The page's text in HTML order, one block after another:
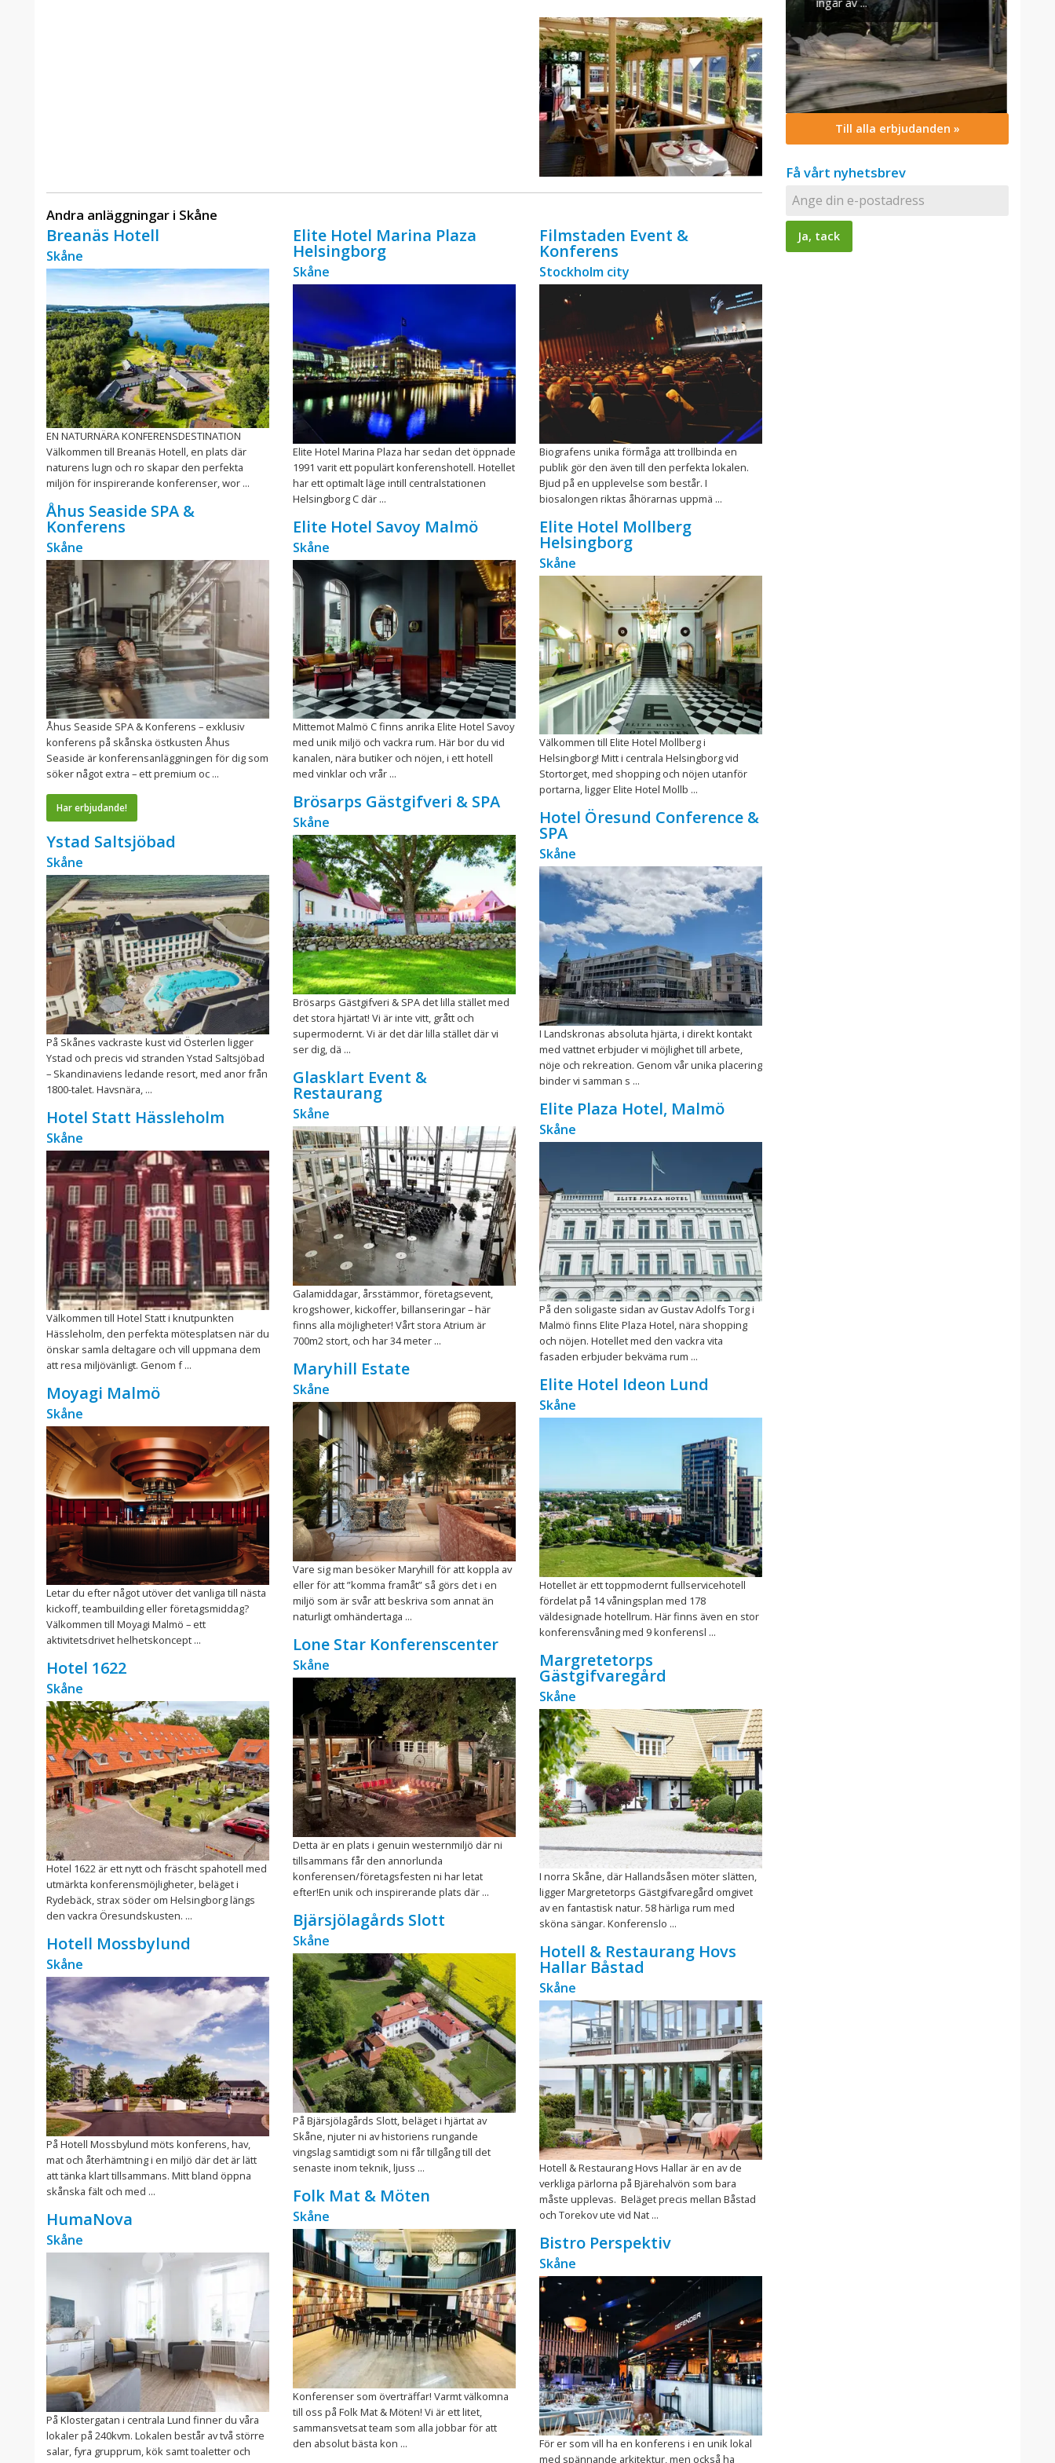
Andra anläggningar i Skåne
Breanäs Hotell
Skåne
EN NATURNÄRA KONFERENSDESTINATION
Välkommen till Breanäs Hotell, en plats där
naturens lugn och ro skapar den perfekta
miljön för inspirerande konferenser, wor ...
Åhus Seaside SPA &
Konferens
Skåne
Åhus Seaside SPA & Konferens – exklusiv
konferens på skånska östkusten Åhus
Seaside är konferensanläggningen för dig som
söker något extra – ett premium oc ...
Har erbjudande!
Ystad Saltsjöbad
Skåne
På Skånes vackraste kust vid Österlen ligger
Ystad och precis vid stranden Ystad Saltsjöbad
– Skandinaviens ledande resort, med anor från
1800-talet. Havsnära, ...
Hotel Statt Hässleholm
Skåne
Välkommen till Hotel Statt i knutpunkten
Hässleholm, den perfekta mötesplatsen när du
önskar samla deltagare och vill uppmana dem
att resa miljövänligt. Genom f ...
Moyagi Malmö
Skåne
Letar du efter något utöver det vanliga till nästa
kickoff, teambuilding eller företagsmiddag?
Välkommen till Moyagi Malmö – ett
aktivitetsdrivet helhetskoncept ...
Hotel 1622
Skåne
Hotel 1622 är ett nytt och fräscht spahotell med
utmärkta konferensmöjligheter, beläget i
Rydebäck, strax söder om Helsingborg längs
den vackra Öresundskusten. ...
Hotell Mossbylund
Skåne
På Hotell Mossbylund möts konferens, hav,
mat och återhämtning i en miljö där det är lätt
att tänka klart tillsammans. Mitt bland öppna
skånska fält och med ...
HumaNova
Skåne
På Klostergatan i centrala Lund finner du våra
lokaler på 240kvm. Lokalen består av två större
salar, fyra grupprum, kök samt toaletter och
Elite Hotel Marina Plaza
Helsingborg
Skåne
Elite Hotel Marina Plaza har sedan det öppnade
1991 varit ett populärt konferenshotell. Hotellet
har ett optimalt läge intill centralstationen
Helsingborg C där ...
Elite Hotel Savoy Malmö
Skåne
Mittemot Malmö C finns anrika Elite Hotel Savoy
med unik miljö och vackra rum. Här bor du vid
kanalen, nära butiker och nöjen, i ett hotell
med vinklar och vrår ...
Brösarps Gästgifveri & SPA
Skåne
Brösarps Gästgifveri & SPA det lilla stället med
det stora hjärtat! Vi är inte vitt, grått och
supermodernt. Vi är det där lilla stället där vi
ser dig, dä ...
Glasklart Event &
Restaurang
Skåne
Galamiddagar, årsstämmor, företagsevent,
krogshower, kickoffer, billanseringar – här
finns alla möjligheter! Vårt stora Atrium är
700m2 stort, och har 34 meter ...
Maryhill Estate
Skåne
Vare sig man besöker Maryhill för att koppla av
eller för att ”komma framåt” så görs det i en
miljö som är svår att beskriva som annat än
naturligt omhändertaga ...
Lone Star Konferenscenter
Skåne
Detta är en plats i genuin westernmiljö där ni
tillsammans får den annorlunda
konferensen/företagsfesten ni har letat
efter!En unik och inspirerande plats där ...
Bjärsjölagårds Slott
Skåne
På Bjärsjölagårds Slott, beläget i hjärtat av
Skåne, njuter ni av historiens rungande
vingslag samtidigt som ni får tillgång till det
senaste inom teknik, ljuss ...
Folk Mat & Möten
Skåne
Konferenser som överträffar! Varmt välkomna
till oss på Folk Mat & Möten! Vi är ett litet,
sammansvetsat team som alla jobbar för att
den absolut bästa kon ...
Filmstaden Event &
Konferens
Stockholm city
Biografens unika förmåga att trollbinda en
publik gör den även till den perfekta lokalen.
Bjud på en upplevelse som består. I
biosalongen riktas åhörarnas uppmä ...
Elite Hotel Mollberg
Helsingborg
Skåne
Välkommen till Elite Hotel Mollberg i
Helsingborg! Mitt i centrala Helsingborg vid
Stortorget, med shopping och nöjen utanför
portarna, ligger Elite Hotel Mollb ...
Hotel Öresund Conference &
SPA
Skåne
I Landskronas absoluta hjärta, i direkt kontakt
med vattnet erbjuder vi möjlighet till arbete,
nöje och rekreation. Genom vår unika placering
binder vi samman s ...
Elite Plaza Hotel, Malmö
Skåne
På den soligaste sidan av Gustav Adolfs Torg i
Malmö finns Elite Plaza Hotel, nära shopping
och nöjen. Hotellet med den vackra vita
fasaden erbjuder bekväma rum ...
Elite Hotel Ideon Lund
Skåne
Hotellet är ett toppmodernt fullservicehotell
fördelat på 14 våningsplan med 178
väldesignade hotellrum. Här finns även en stor
konferensvåning med 9 konferensl ...
Margretetorps
Gästgifvaregård
Skåne
I norra Skåne, där Hallandsåsen möter slätten,
ligger Margretetorps Gästgifvaregård omgivet
av en fantastisk natur. 58 härliga rum med
sköna sängar. Konferenslo ...
Hotell & Restaurang Hovs
Hallar Båstad
Skåne
Hotell & Restaurang Hovs Hallar är en av de
verkliga pärlorna på Bjärehalvön som bara
måste upplevas. Beläget precis mellan Båstad
och Torekov ute vid Nat ...
Bistro Perspektiv
Skåne
För er som vill ha en konferens i en unik lokal
med spännande arkitektur, men också ha
Till alla erbjudanden »
Få vårt nyhetsbrev